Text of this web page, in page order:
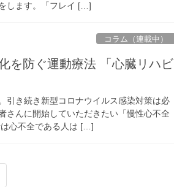
します。「フレイ […]
コラム（連載中）
を防ぐ運動療法 「心臓リハビ
引き続き新型コロナウイルス感染対策は必
さんに開始していただきたい「慢性心不全
心不全である人は […]